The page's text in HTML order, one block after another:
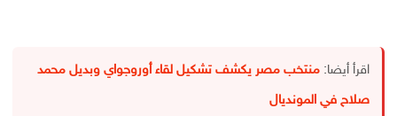
اقرأ أيضا: منتخب مصر يكشف تشكيل لقاء أوروجواي وبديل محمد
صلاح في المونديال